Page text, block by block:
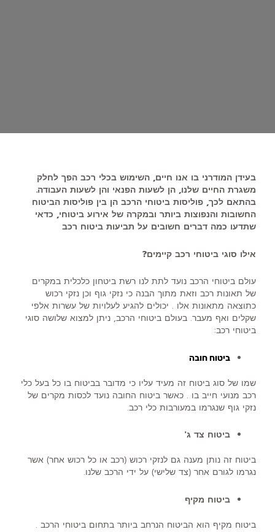
בעידן המודרני בו אנו חיים, השימוש בכלי רכב הפך לחלק
משגרת החיים שלנו, הן לשעות הפנאי והן לשעות העבודה.
בהתאם לכך, פוליסות ביטוחי הרכב הן בין פוליסות הביטוח
החשובות והנפוצות ביותר ובמקרה של אירוע ביטוחי, כדאי
שתדעו כמה דברים חשובים על תביעות ביטוח רכב
אילו סוגי ביטוחי רכב קיימים?
עולם ביטוחי הרכב נועד לתת לנו רשת ביטחון כלכלית במקרים
של תאונות רכב וזאת מתוך הבנה כי נזקי גוף וכן נזקי רכוש
כתוצאה מתאונות אלו . יכולים להגיע לעלויות של עשרות אלפי
שקלים ואף מעבר. בעולם ביטוחי הרכב, ניתן למצוא שלושה סוגי
ביטוחי רכב:
ביטוח חובה
שמו של סוג ביטוח זה מעיד עליו כי מדובר בביטוח בו כל בעל כלי
רכב מנועי חייב בו . כאשר ביטוח החובה נועד לכסות מקרים של
נזקי גוף שנגרמו במעורבות כלי רכב.
ביטוח צד ג'
ביטוח זה נותן מענה גם לנזקי רכוש (רכב או כל רכוש אחר) אשר
נגרמו לגורם אחר (צד שלישי) על ידי הרכב שלנו.
ביטוח מקיף
ביטוח מקיף הוא הביטוח הנרחב ביותר בתחום ביטוחי הרכב .